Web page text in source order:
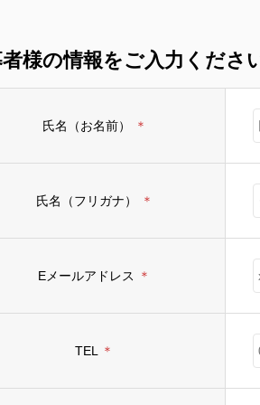
様の情報をご入力くださ
氏名（お名前） ＊
氏名（フリガナ） ＊
Eメールアドレス ＊
TEL ＊